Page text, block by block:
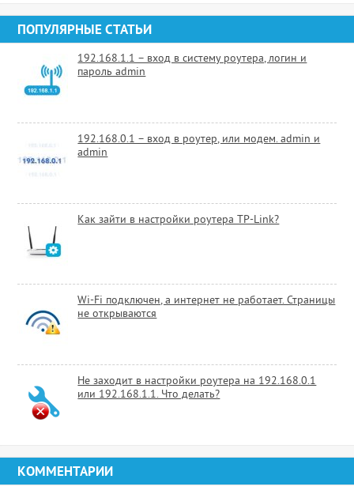
ПОПУЛЯРНЫЕ СТАТЬИ
192.168.1.1 – вход в систему роутера, логин и
пароль admin
192.168.0.1 – вход в роутер, или модем. admin и
admin
Как зайти в настройки роутера TP-Link?
Wi-Fi подключен, а интернет не работает. Страницы
не открываются
Не заходит в настройки роутера на 192.168.0.1
или 192.168.1.1. Что делать?
КОММЕНТАРИИ